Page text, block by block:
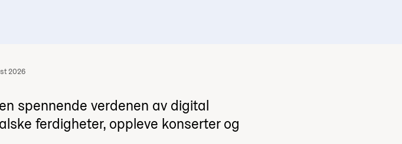
2026
spennende verdenen av digital
ferdigheter, oppleve konserter og